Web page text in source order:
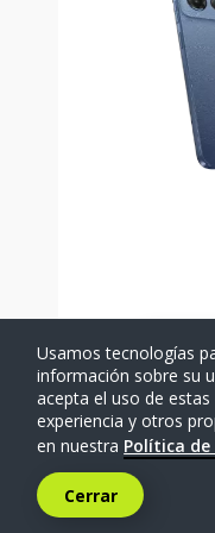
Usamos tecnologías
información sobre su
acepta el uso de
experiencia y otros
en nuestra Política de
Cerrar